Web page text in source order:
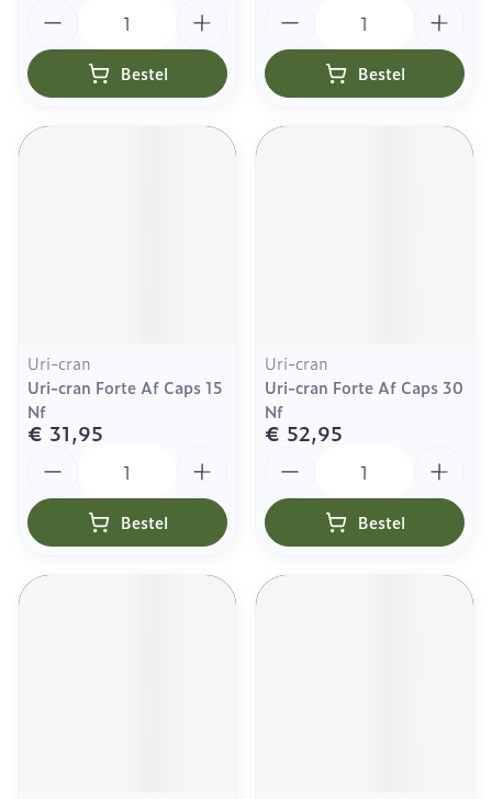
Bestel Bestel
Uri-cran
Uri-cran Forte Af Caps 15
Nf
€ 31,95
Bestel
Uri-cran
Uri-cran Forte Af Caps 30
Nf
€ 52,95
Bestel